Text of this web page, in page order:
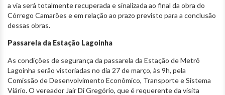
a via será totalmente recuperada e sinalizada ao final da obra do
Córrego Camarões e em relação ao prazo previsto para a conclusão
dessas obras.
Passarela da Estação Lagoinha
As condições de segurança da passarela da Estação de Metrô
Lagoinha serão vistoriadas no dia 27 de março, às 9h, pela
Comissão de Desenvolvimento Econômico, Transporte e Sistema
Viário. O vereador Jair Di Gregório, que é requerente da visita